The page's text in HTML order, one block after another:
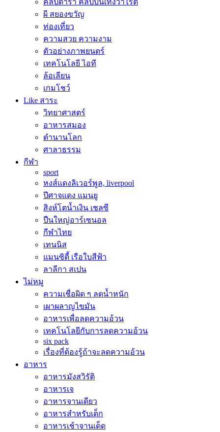
คลิปดารา คลิปบันเทิงวาไรตี้
ผี สยองขวัญ
ท่องเที่ยว
ความสวย ความงาม
ตัวอย่างภาพยนตร์
เทคโนโลยี ไอที
ล้อเลียน
เกมโชว์
Like สาระ
วิทยาศาสตร์
อาหารสมอง
ตำนานโลก
ศาลาธรรม
กีฬา
sport
หงส์แดงลิเวอร์พูล, liverpool
ปีศาจแดง แมนยู
สิงห์โตน้ำเงิน เชลซี
ปืนใหญ่อาร์เซนอล
กีฬาไทย
เทนนิส
แมนซิตี้ เรือใบสีฟ้า
ลาลีกา สเปน
ไม่หมู
ความเชื่อผิด ๆ ลดน้ำหนัก
เผาผลาญไขมัน
อาหารเพื่อลดความอ้วน
เทคโนโลยีกับการลดความอ้วน
six pack
เรื่องที่ต้องรู้ถ้าจะลดความอ้วน
อาหาร
อาหารมังสวิรัติ
อาหารเจ
อาหารจานเดียว
อาหารสำหรับเด็ก
อาหารเช้าจานเด็ด